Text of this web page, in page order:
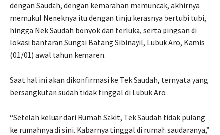
dengan Saudah, dengan kemarahan memuncak, akhirnya
memukul Neneknya itu dengan tinju kerasnya bertubi tubi,
hingga Nek Saudah bonyok dan terluka, serta pingsan di
lokasi bantaran Sungai Batang Sibinayil, Lubuk Aro, Kamis
(01/01) awal tahun kemaren.
Saat hal ini akan dikonfirmasi ke Tek Saudah, ternyata yang
bersangkutan sudah tidak tinggal di Lubuk Aro.
“Setelah keluar dari Rumah Sakit, Tek Saudah tidak pulang
ke rumahnya di sini. Kabarnya tinggal di rumah saudaranya,”